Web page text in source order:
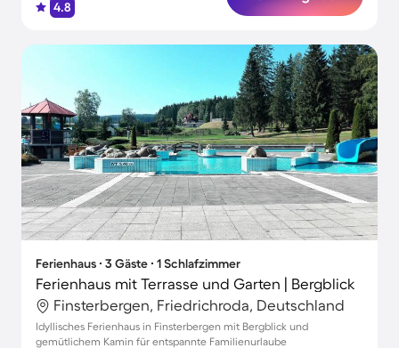
4.8
Ferienhaus ∙ 3 Gäste ∙ 1 Schlafzimmer
Ferienhaus mit Terrasse und Garten | Bergblick
Finsterbergen, Friedrichroda, Deutschland
Idyllisches Ferienhaus in Finsterbergen mit Bergblick und
gemütlichem Kamin für entspannte Familienurlaube